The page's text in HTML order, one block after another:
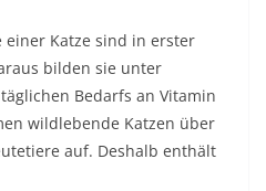
Katze sind in erster
bilden sie unter
Bedarfs an Vitamin
wildlebende Katzen über
auf. Deshalb enthält